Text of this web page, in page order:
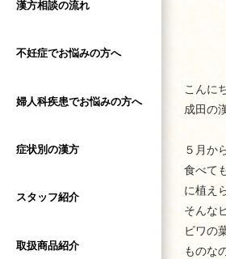
漢方相談の流れ
不妊症でお悩みの方へ
婦人科疾患でお悩みの方へ
症状別の漢方
スタッフ紹介
取扱商品紹介
こんに
成田の
５月か
食べて
に植え
そんな
ビワの
ものな